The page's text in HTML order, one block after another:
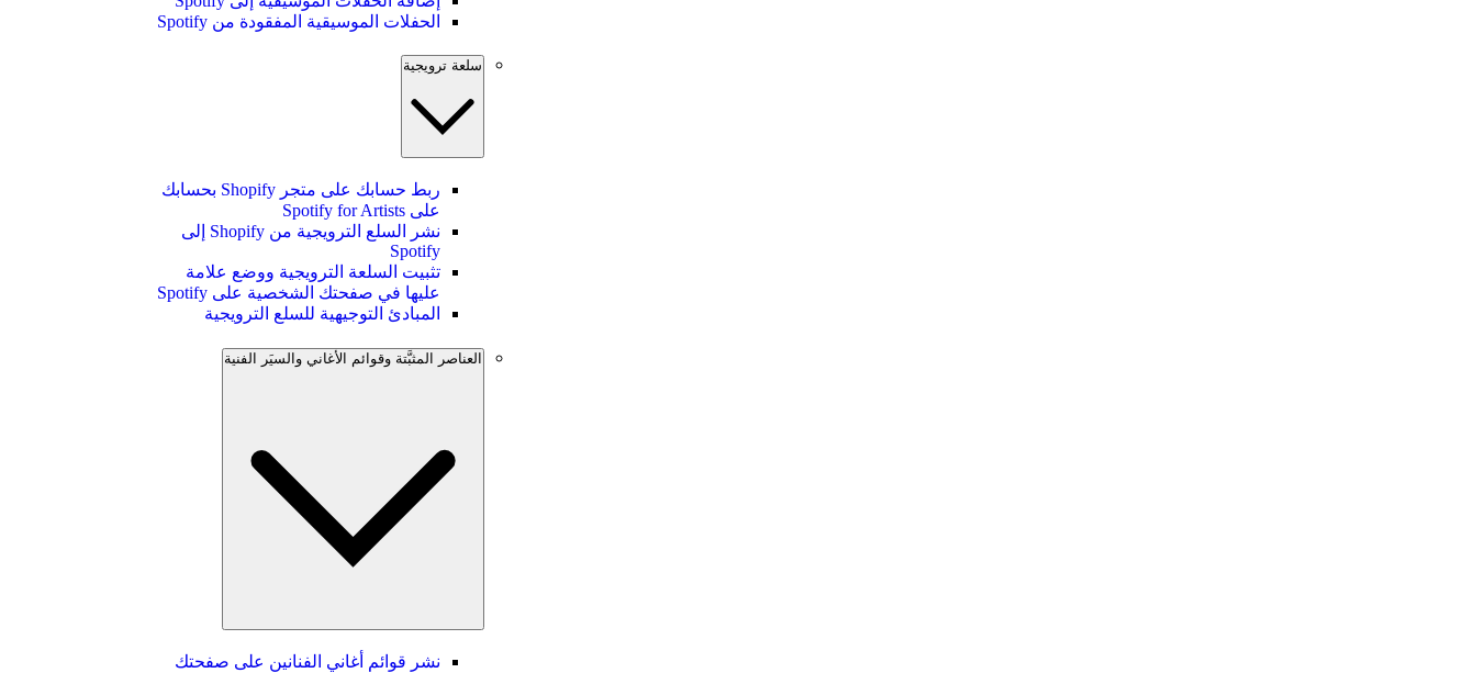
الحفلات الموسيقية المفقودة من Spotify
سلعة ترويجية
ربط حسابك على متجر Shopify بحسابك
على Spotify for Artists
نشر السلع الترويجية من Shopify إلى
Spotify
تثبيت السلعة الترويجية ووضع علامة
عليها في صفحتك الشخصية على Spotify
المبادئ التوجيهية للسلع الترويجية
العناصر المثبَّتة وقوائم الأغاني والسيَر الفنية
نشر قوائم أغاني الفنانين على صفحتك